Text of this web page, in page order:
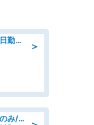
＞
経理/病院での経理事務のお仕事/即日勤務可/車通勤可/経理/一般事務
「介護事務」資格必須/正職員/日勤のみ/介護老人保健施設